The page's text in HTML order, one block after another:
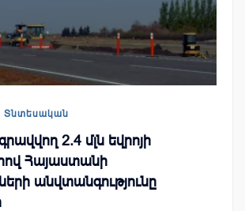
Տնտեսական
2.4 մլն եվրոյի
Հայաստանի
անվտանգությունը